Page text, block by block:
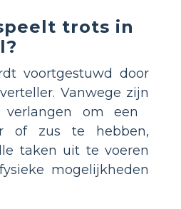
trots in
voortgestuwd door
Vanwege zijn
om een
of zus te hebben,
taken uit te voeren
mogelijkheden